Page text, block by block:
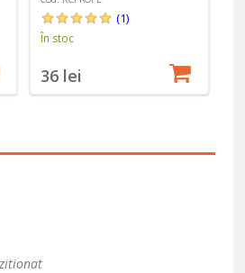
(1)
În stoc
36 lei